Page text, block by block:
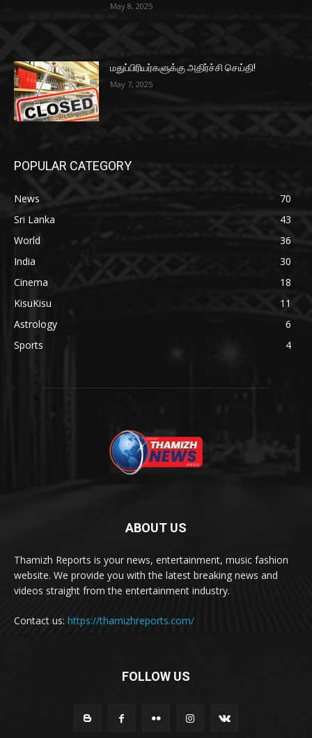
May 8, 2025
மதுப்பிரியர்களுக்கு அதிர்ச்சி செய்தி!
May 7, 2025
POPULAR CATEGORY
News
70
Sri Lanka
43
World
36
India
30
Cinema
18
KisuKisu
11
Astrology
6
Sports
4
ABOUT US
Thamizh Reports is your news, entertainment, music fashion
website. We provide you with the latest breaking news and
videos straight from the entertainment industry.
Contact us: https://thamizhreports.com/
FOLLOW US